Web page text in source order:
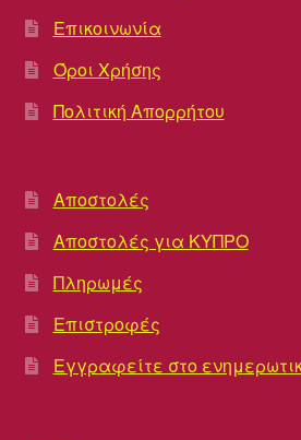
Επικοινωνία
Όροι Χρήσης
Πολιτική Απορρήτου
Αποστολές
Αποστολές για ΚΥΠΡΟ
Πληρωμές
Επιστροφές
Εγγραφείτε στο